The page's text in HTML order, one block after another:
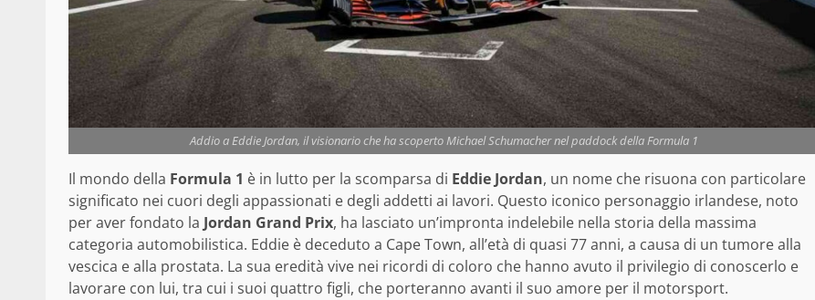
Addio a Eddie Jordan, il visionario che ha scoperto Michael Schumacher nel paddock della Formula 1
Il mondo della Formula 1 è in lutto per la scomparsa di Eddie Jordan, un nome che risuona con particolare
significato nei cuori degli appassionati e degli addetti ai lavori. Questo iconico personaggio irlandese, noto
per aver fondato la Jordan Grand Prix, ha lasciato un’impronta indelebile nella storia della massima
categoria automobilistica. Eddie è deceduto a Cape Town, all’età di quasi 77 anni, a causa di un tumore alla
vescica e alla prostata. La sua eredità vive nei ricordi di coloro che hanno avuto il privilegio di conoscerlo e
lavorare con lui, tra cui i suoi quattro figli, che porteranno avanti il suo amore per il motorsport.